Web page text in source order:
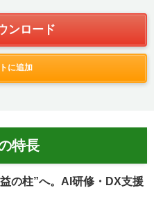
ンロード
に追加
特長
の柱”へ。AI研修・DX支援